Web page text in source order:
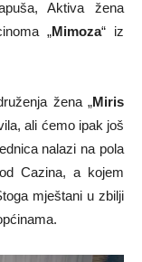
Aktiva žena
„Mimoza“ iz
žena „Miris
ali ćemo ipak još
nalazi na pola
Cazina, a kojem
mještani u zbilji